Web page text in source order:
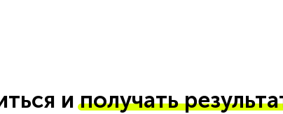
иполучать